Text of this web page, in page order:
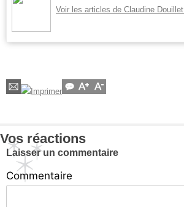
Voir les articles de Claudine Douillet
Vos réactions
Laisser un commentaire
Commentaire